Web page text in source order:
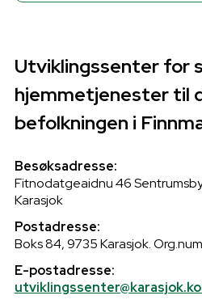
Utviklingssenter for
hjemmetjenester til
befolkningen i
Besøksadresse:
Fitnodatgeaidnu 46
Karasjok
Postadresse:
Boks 84, 9735 Karasjok.
E-postadresse:
Etisk refleksjon
Klikk på lenkene nedenfor for å
1. Samisktalende pasient som
7. Pasientens bluferdighet
17. Fravær på arbeidsplassen
18. Kommunikasjon
25. Samisk som
Girjjáš/Hefte:
- vuoiŋŋalaš veahkki - /
slutt - åndelig omsorg -
samiske